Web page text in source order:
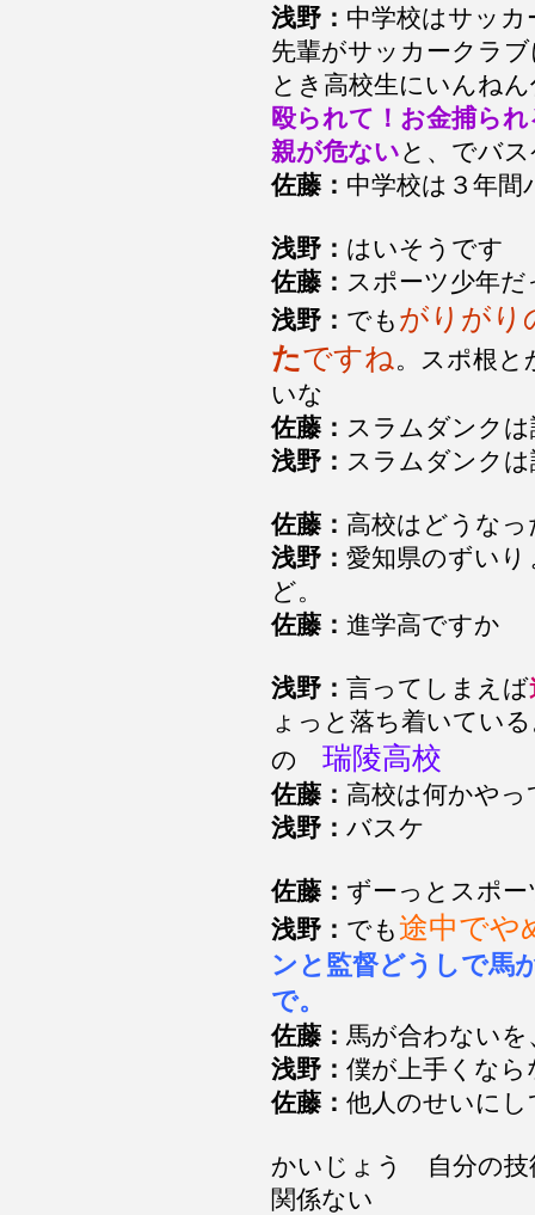
浅野： 中学校はサッ
先輩がサッカークラ
とき高校生にいんね
殴られて！お金捕ら
親が危ないと、でバ
佐藤： 中学校は３年
浅野： はいそうです
佐藤： スポーツ少年
浅野： でも がりがり
たですね。スポ根
いな
佐藤： スラムダンク
浅野： スラムダンク
佐藤： 高校はどうな
浅野： 愛知県のずい
ど。
佐藤： 進学高ですか
浅野： 言ってしまえば
ょっと落ち着いてい
の 瑞陵高校
佐藤： 高校は何かや
浅野： バスケ
佐藤： ずーっとスポ
浅野： でも途中でや
ンと監督どうしで馬
で。
佐藤： 馬が合わない
浅野： 僕が上手くな
佐藤： 他人のせいに
かいじょう 自分の技
関係ない